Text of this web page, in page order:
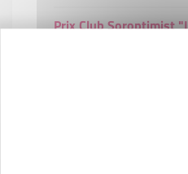
Prix Club Soroptimist